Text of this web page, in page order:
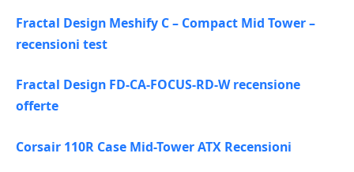
Fractal Design Meshify C – Compact Mid Tower –
recensioni test
Fractal Design FD-CA-FOCUS-RD-W recensione
offerte
Corsair 110R Case Mid-Tower ATX Recensioni